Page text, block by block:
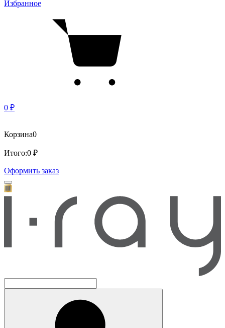
Избранное
0 ₽
Корзина0
Итого:0 ₽
Оформить заказ